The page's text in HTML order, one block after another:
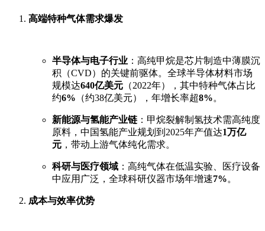
高端特种气体需求爆发
半导体与电子行业 ：高纯甲烷是芯片制造中薄膜沉
积（CVD）的关键前驱体。全球半导体材料市场
规模达640亿美元 （2022年），其中特种气体占比
约6% （约38亿美元），年增长率超8%。
新能源与氢能产业链 ：甲烷裂解制氢技术需高纯度
原料，中国氢能产业规划到2025年产值达1万亿
元 ，带动上游气体纯化需求。
科研与医疗领域 ：高纯气体在低温实验、医疗设备
中应用广泛，全球科研仪器市场年增速7%。
成本与效率优势